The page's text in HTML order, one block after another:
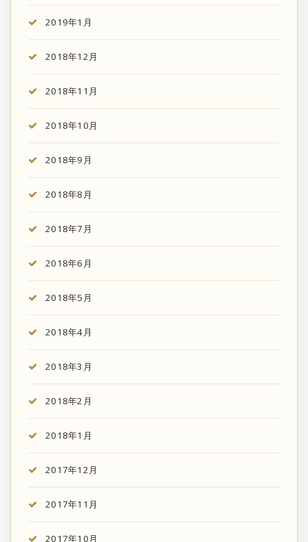
2019年1月
2018年12月
2018年11月
2018年10月
2018年9月
2018年8月
2018年7月
2018年6月
2018年5月
2018年4月
2018年3月
2018年2月
2018年1月
2017年12月
2017年11月
2017年10月